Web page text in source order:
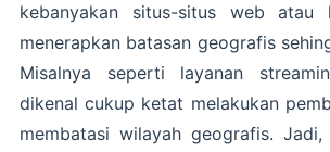
kebanyakan situs-situs web atau
menerapkan batasan geografis
Misalnya seperti layanan
dikenal cukup ketat melakukan
membatasi wilayah geografis. Jadi,